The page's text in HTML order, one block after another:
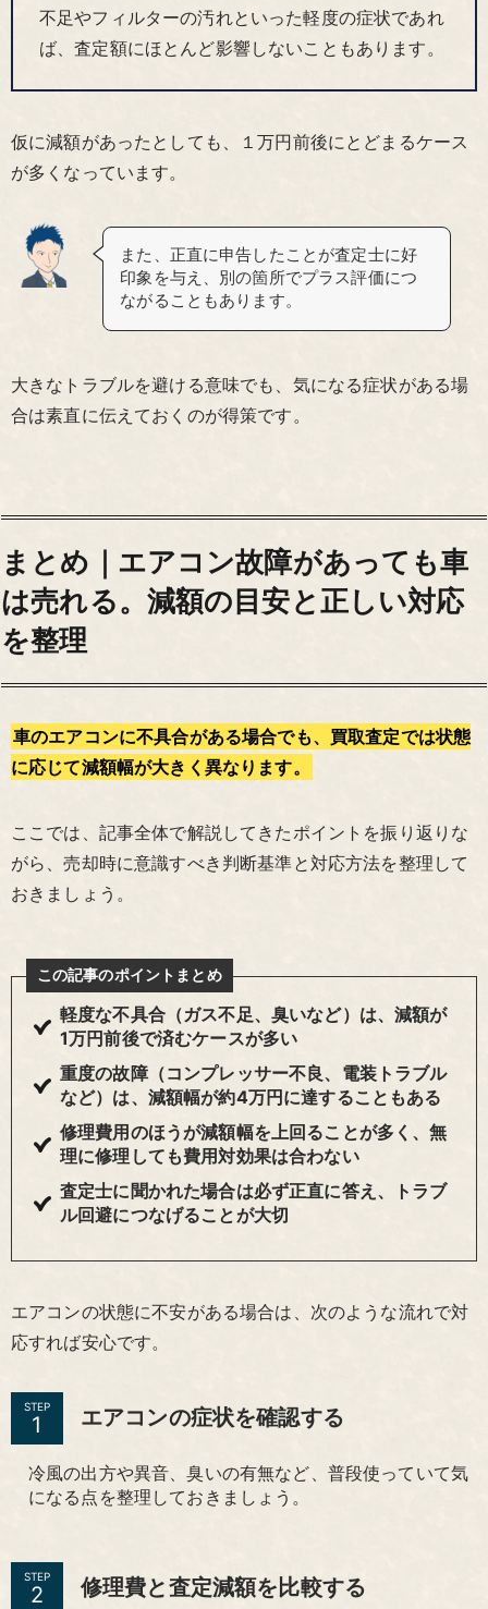
不足やフィルターの汚れといった軽度の症状であれ
ば、査定額にほとんど影響しないこともあります。
仮に減額があったとしても、１万円前後にとどまるケース
が多くなっています。
また、正直に申告したことが査定士に好
印象を与え、別の箇所でプラス評価につ
ながることもあります。
大きなトラブルを避ける意味でも、気になる症状がある場
合は素直に伝えておくのが得策です。
まとめ｜エアコン故障があっても車
は売れる。減額の目安と正しい対応
を整理
車のエアコンに不具合がある場合でも、買取査定では状態
に応じて減額幅が大きく異なります。
ここでは、記事全体で解説してきたポイントを振り返りな
がら、売却時に意識すべき判断基準と対応方法を整理して
おきましょう。
この記事のポイントまとめ
軽度な不具合（ガス不足、臭いなど）は、減額が
1万円前後で済むケースが多い
重度の故障（コンプレッサー不良、電装トラブル
など）は、減額幅が約4万円に達することもある
修理費用のほうが減額幅を上回ることが多く、無
理に修理しても費用対効果は合わない
査定士に聞かれた場合は必ず正直に答え、トラブ
ル回避につなげることが大切
エアコンの状態に不安がある場合は、次のような流れで対
応すれば安心です。
STEP エアコンの症状を確認する
冷風の出方や異音、臭いの有無など、普段使っていて気
になる点を整理しておきましょう。
STEP 修理費と査定減額を比較する